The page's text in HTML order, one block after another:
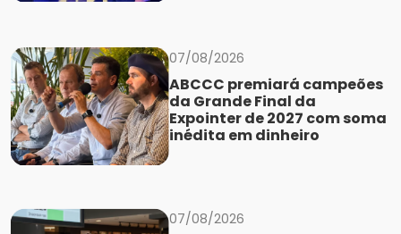
07/08/2026
ABCCC premiará campeões
da Grande Final da
Expointer de 2027 com soma
inédita em dinheiro
07/08/2026